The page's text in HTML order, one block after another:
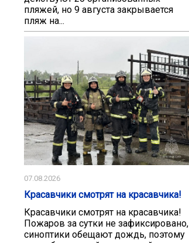
пляжей, но 9 августа закрывается
пляж на...
07.08.2026
Красавчики смотрят на красавчика!
Красавчики смотрят на красавчика!
Пожаров за сутки не зафиксировано,
синоптики обещают дождь, поэтому